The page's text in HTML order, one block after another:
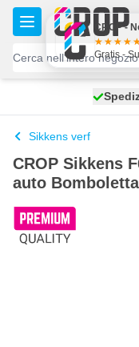
Salta al contenuto
100
Sikkens verf
CROP Sikkens
auto
CROP -
Gratis -